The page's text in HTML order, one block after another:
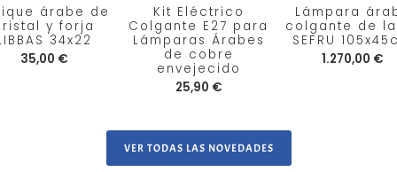
árabe de
y forja
34x22
35,00 €
Kit Eléctrico
Colgante E27 para
Lámparas Árabes
de cobre
envejecido
25,90 €
Lámpara
colgante de
SEFRU
1.270,00 €
VER TODAS LAS NOVEDADES